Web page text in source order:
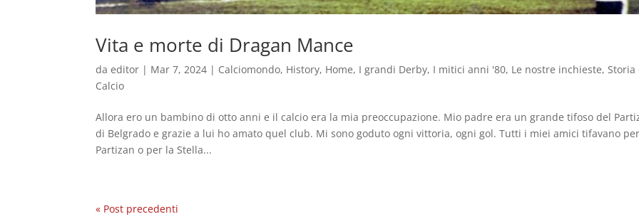
Vita e morte di Dragan Mance
daeditor | Mar 7, 2024 | Calciomondo, History, Home, I grandi Derby, I mitici anni '80, Le nostre inchieste, Storia
Calcio
Allora ero un bambino di otto anni e il calcio era la mia preoccupazione. Mio padre era un grande tifoso del
di Belgrado e grazie a lui ho amato quel club. Mi sono goduto ogni vittoria, ogni gol. Tutti i miei amici tifavano
Partizan o per la Stella...
« Post precedenti